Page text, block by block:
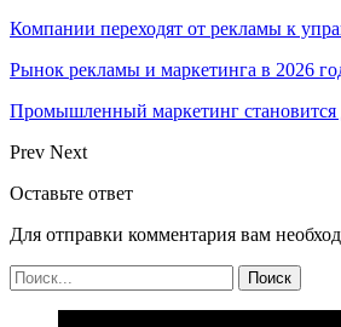
Компании переходят от рекламы к
Рынок рекламы и маркетинга в 2026
Промышленный маркетинг
Prev Next
Оставьте ответ
Для отправки комментария вам